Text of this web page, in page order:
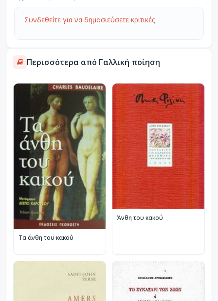
Συνδεθείτε για να δημοσιεύσετε κριτικές
Περισσότερα από Γαλλική ποίηση
Τα άνθη του κακού
Άνθη του κακού